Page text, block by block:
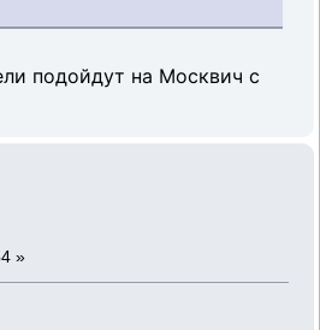
подойдут на Москвич с
»